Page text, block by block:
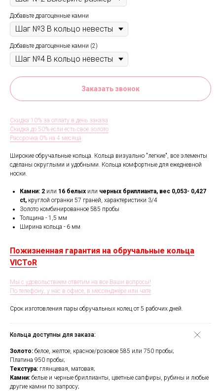
Добавьте драгоценные камни
Добавьте драгоценные камни (2)
Заказать звонок
Скидка 10% за оплату в день заказа
Скидка до 50% если есть свое золото
Рассрочка 0% на 4 месяца
Широкие обручальные кольца. Кольца визуально "легкие", все элементы
сделаны округлыми и удобными. Кольца комфортные для ежедневной
носки.
Камни: 2 или 16 белых или черных бриллианта, вес 0,053- 0,427
ct, круглой огранки 57 граней, характеристики 3/4
Золото комбинированное 585 пробы
Толщина - 1,5 мм
Ширина кольца - 6 мм
Пожизненная гарантия на обручальные кольца
VICToR
Мы с удовольствием ответим на все Ваши вопросы!
По телефону, у нас в офисе, в мессенджере или чате
Срок изготовления пары обручальных колец от 5 рабочих дней.
Кольца доступны для заказа:
Золото: белое, желтое, красное/розовое 585 или 750 пробы;
Платина 950 пробы;
Текстура: глянцевая, матовая;
Камни: белые и черные бриллианты, цветные сапфиры, рубины и любые
другие камни по запросу;